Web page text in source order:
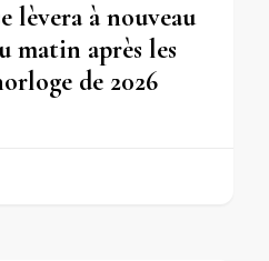
lèvera à nouveau
matin après les
de 2026